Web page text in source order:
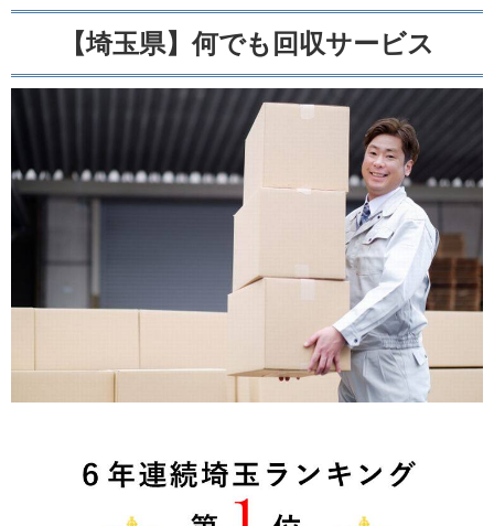
【埼玉県】何でも回収サービス